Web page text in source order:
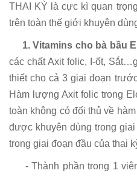
THAI KỲ là cực kì quan
trên toàn thế giới khuyên
1. Vitamins cho bà bầu
các chất Axit folic, I-ốt,
thiết cho cả 3 giai đoạn
Hàm lượng Axit folic trong
toàn không có đối thủ về
được khuyên dùng trong
trong giai đoạn đầu của thai
- Thành phần trong 1